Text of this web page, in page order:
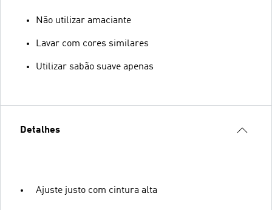
Não utilizar amaciante
Lavar com cores similares
Utilizar sabão suave apenas
Detalhes
Ajuste justo com cintura alta